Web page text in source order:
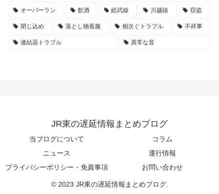
オーバーラン 飲酒 総武線 川越線 窃盗
閉じ込め 落とし物着服 相次ぐトラブル 不祥事
連結器トラブル 異常な音
JR東の遅延情報まとめブログ
当ブログについて
コラム
ニュース
運行情報
プライバシーポリシー・免責事項
お問い合わせ
© 2023 JR東の遅延情報まとめブログ.